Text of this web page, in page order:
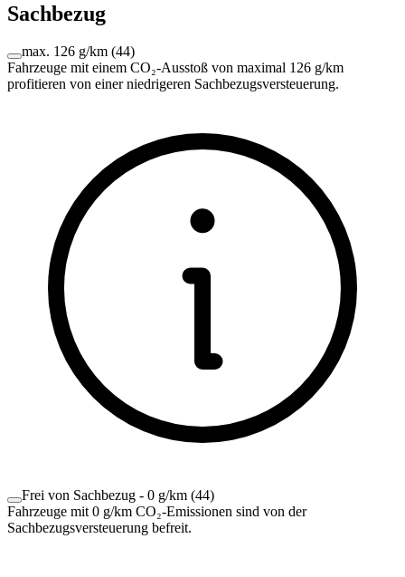
Sachbezug
max. 126 g/km (44)
Fahrzeuge mit einem CO₂-Ausstoß von maximal 126 g/km
profitieren von einer niedrigeren Sachbezugsversteuerung.
Frei von Sachbezug - 0 g/km (44)
Fahrzeuge mit 0 g/km CO₂-Emissionen sind von der
Sachbezugsversteuerung befreit.